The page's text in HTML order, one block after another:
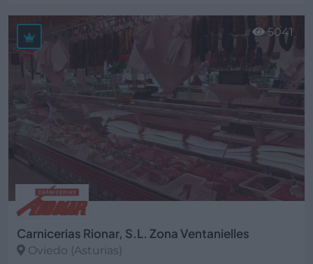
Ver más
Carnicerias Rionar, S.L. Zona Ventanielles
Oviedo (Asturias)
5041